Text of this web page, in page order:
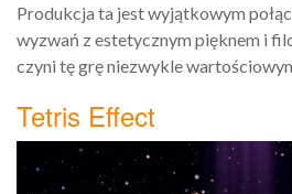
Produkcja ta jest wyjątkowym
wyzwań z estetycznym pięknem i
czyni tę grę niezwykle
Tetris Effect